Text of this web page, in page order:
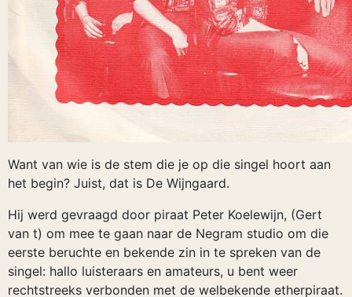
Want van wie is de stem die je op die singel hoort aan
het begin? Juist, dat is De Wijngaard.
Hij werd gevraagd door piraat Peter Koelewijn, (Gert
van t) om mee te gaan naar de Negram studio om die
eerste beruchte en bekende zin in te spreken van de
singel: hallo luisteraars en amateurs, u bent weer
rechtstreeks verbonden met de welbekende etherpiraat.